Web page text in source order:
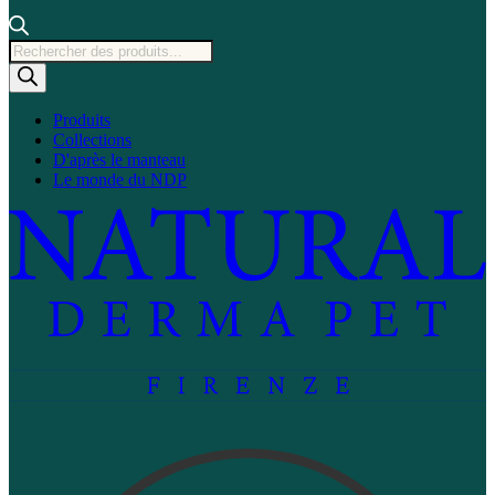
Recherche
de
produits
Produits
Collections
D'après le manteau
Le monde du NDP